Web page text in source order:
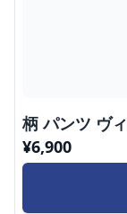
柄 パンツ ヴ
¥6,900